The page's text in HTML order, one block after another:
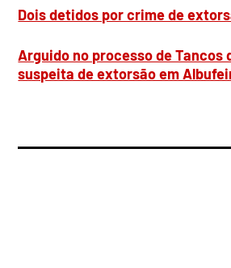
Dois detidos por crime de
Arguido no processo de Tancos
suspeita de extorsão em